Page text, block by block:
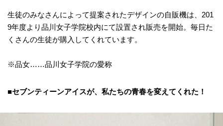
生徒のみなさんによって提案されたデザインの自販機は、201
9年度より品川女子学院校内にて設置され販売を開始。毎日た
くさんの生徒が購入してくれています。
※品女……品川女子学院の愛称
■セブンティーンアイスが、私たちの青春を変えてくれた！